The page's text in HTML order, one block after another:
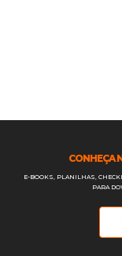
CONHEÇA
E-BOOKS, PLANILHAS,
PARA